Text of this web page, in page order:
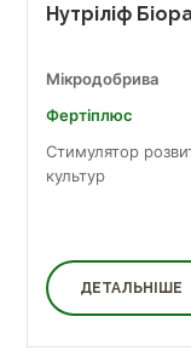
Нутріліф
Мікродобрива
Фертіплюс
Стимулятор
культур
ДЕТАЛЬНІШЕ